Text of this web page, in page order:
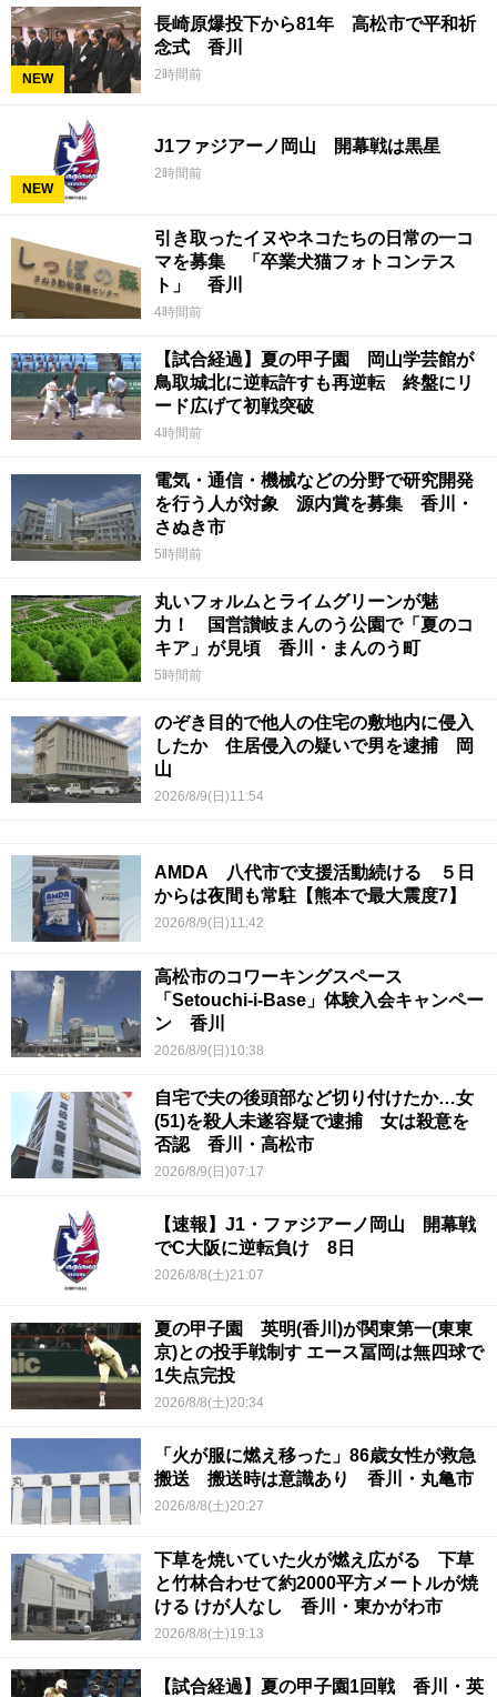
NEW
長崎原爆投下から81年 高松市で平和祈
念式 香川
2時間前
NEW
J1ファジアーノ岡山 開幕戦は黒星
2時間前
引き取ったイヌやネコたちの日常の一コ
マを募集 「卒業犬猫フォトコンテス
ト」 香川
4時間前
【試合経過】夏の甲子園 岡山学芸館が
鳥取城北に逆転許すも再逆転 終盤にリ
ード広げて初戦突破
4時間前
電気・通信・機械などの分野で研究開発
を行う人が対象 源内賞を募集 香川・
さぬき市
5時間前
丸いフォルムとライムグリーンが魅
力！ 国営讃岐まんのう公園で「夏のコ
キア」が見頃 香川・まんのう町
5時間前
のぞき目的で他人の住宅の敷地内に侵入
したか 住居侵入の疑いで男を逮捕 岡
山
2026/8/9(日)11:54
AMDA 八代市で支援活動続ける ５日
からは夜間も常駐【熊本で最大震度7】
2026/8/9(日)11:42
高松市のコワーキングスペース
「Setouchi-i-Base」体験入会キャンペー
ン 香川
2026/8/9(日)10:38
自宅で夫の後頭部など切り付けたか…女
(51)を殺人未遂容疑で逮捕 女は殺意を
否認 香川・高松市
2026/8/9(日)07:17
【速報】J1・ファジアーノ岡山 開幕戦
でC大阪に逆転負け 8日
2026/8/8(土)21:07
夏の甲子園 英明(香川)が関東第一(東東
京)との投手戦制す エース冨岡は無四球で
1失点完投
2026/8/8(土)20:34
「火が服に燃え移った」86歳女性が救急
搬送 搬送時は意識あり 香川・丸亀市
2026/8/8(土)20:27
下草を焼いていた火が燃え広がる 下草
と竹林合わせて約2000平方メートルが焼
ける けが人なし 香川・東かがわ市
2026/8/8(土)19:13
【試合経過】夏の甲子園1回戦 香川・英